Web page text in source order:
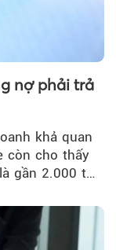
nợ phải trả
khả quan
còn cho thấy
gần 2.000 tỷ